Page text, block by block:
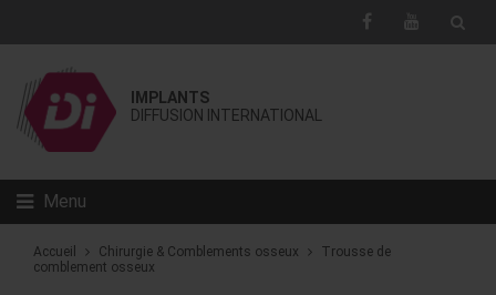
IMPLANTS
DIFFUSION INTERNATIONAL
Menu
Accueil Chirurgie & Comblements osseux
Trousse de
comblement osseux